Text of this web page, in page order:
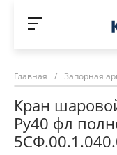
Главная / Запорная
Кран
Ру40 фл